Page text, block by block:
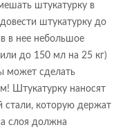
штукатурку в
штукатурку до
в нее небольшое
до 150 мл на 25 кг)
может сделать
Штукатурку наносят
стали, которую держат
слоя должна